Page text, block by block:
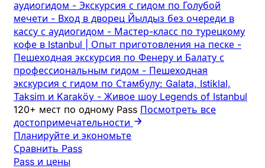
аудиогидом - Экскурсия с гидом по Голубой
мечети - Вход в дворец Йылдыз без очереди в
кассу с аудиогидом - Мастер-класс по турецкому
кофе в Istanbul | Опыт приготовления на песке -
Пешеходная экскурсия по Фенеру и Балату с
профессиональным гидом - Пешеходная
экскурсия с гидом по Стамбулу: Galata, Istiklal,
Taksim и Karaköy - Живое шоу Legends of Istanbul
120+ мест по одному Pass Посмотреть все
достопримечательности
Планируйте и экономьте
Сравнить Pass
Pass и цены